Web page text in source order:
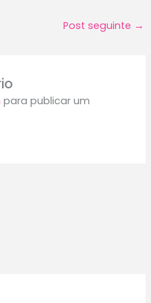
Post seguinte →
para publicar um